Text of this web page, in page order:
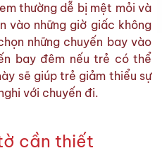
thường dễ bị mệt mỏi và
vào những giờ giấc không
những chuyến bay vào
bay đêm nếu trẻ có thể
sẽ giúp trẻ giảm thiểu sự
với chuyến đi.
cần thiết